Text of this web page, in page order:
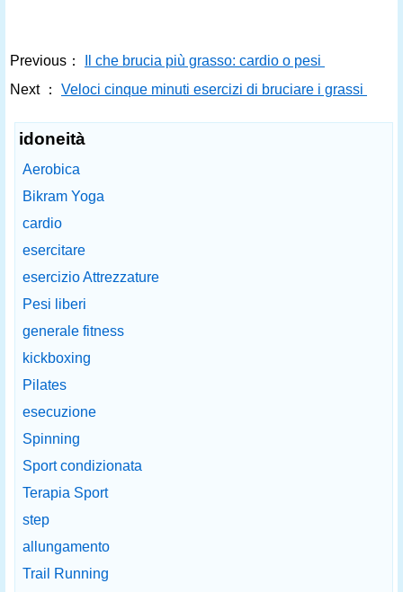
Previous：
Il che brucia più grasso: cardio o pesi
Next ：
Veloci cinque minuti esercizi di bruciare i grassi
idoneità
Aerobica
Bikram Yoga
cardio
esercitare
esercizio Attrezzature
Pesi liberi
generale fitness
kickboxing
Pilates
esecuzione
Spinning
Sport condizionata
Terapia Sport
step
allungamento
Trail Running